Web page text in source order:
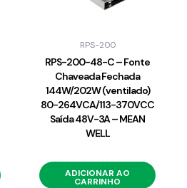
RPS-200
RPS-200-48-C – Fonte
Chaveada Fechada
144W/202W (ventilado)
80-264VCA/113-370VCC
Saída 48V-3A – MEAN
WELL
ADICIONAR AO
CARRINHO